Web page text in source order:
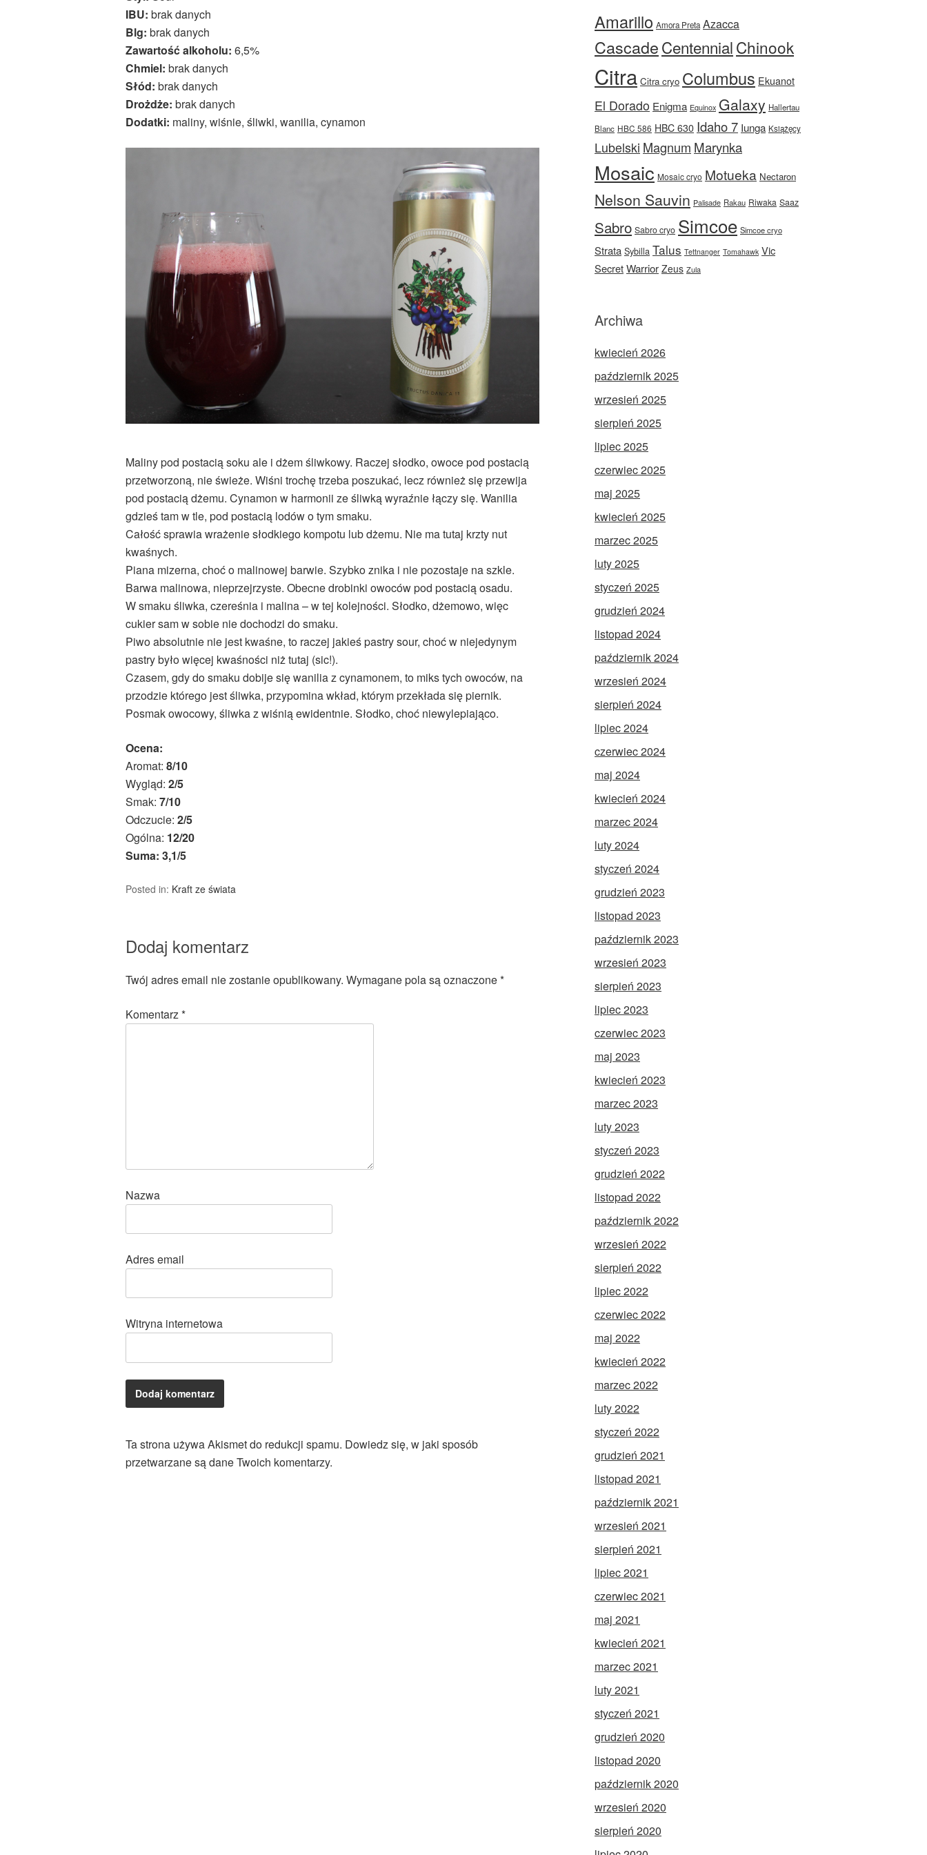
IBU: brak danych
Blg: brak danych
Zawartość alkoholu: 6,5%
Chmiel: brak danych
Słód: brak danych
Drożdże: brak danych
Dodatki: maliny, wiśnie, śliwki, wanilia, cynamon
Maliny pod postacią soku ale i dżem śliwkowy. Raczej słodko, owoce pod postacią
przetworzoną, nie świeże. Wiśni trochę trzeba poszukać, lecz również się przewija
pod postacią dżemu. Cynamon w harmonii ze śliwką wyraźnie łączy się. Wanilia
gdzieś tam w tle, pod postacią lodów o tym smaku.
Całość sprawia wrażenie słodkiego kompotu lub dżemu. Nie ma tutaj krzty nut
kwaśnych.
Piana mizerna, choć o malinowej barwie. Szybko znika i nie pozostaje na szkle.
Barwa malinowa, nieprzejrzyste. Obecne drobinki owoców pod postacią osadu.
W smaku śliwka, czereśnia i malina – w tej kolejności. Słodko, dżemowo, więc
cukier sam w sobie nie dochodzi do smaku.
Piwo absolutnie nie jest kwaśne, to raczej jakieś pastry sour, choć w niejedynym
pastry było więcej kwaśności niż tutaj (sic!).
Czasem, gdy do smaku dobije się wanilia z cynamonem, to miks tych owoców, na
przodzie którego jest śliwka, przypomina wkład, którym przekłada się piernik.
Posmak owocowy, śliwka z wiśnią ewidentnie. Słodko, choć niewylepiająco.
Ocena:
Aromat: 8/10
Wygląd: 2/5
Smak: 7/10
Odczucie: 2/5
Ogólna: 12/20
Suma: 3,1/5
Posted in: Kraft ze świata
Dodaj komentarz
Twój adres email nie zostanie opublikowany. Wymagane pola są oznaczone*
Komentarz*
Nazwa
Adres email
Witryna internetowa
Ta strona używa Akismet do redukcji spamu. Dowiedz się, w jaki sposób
przetwarzane są dane Twoich komentarzy.
Amarillo Amora Preta Azacca
CascadeCentennialChinook
Citra Citra cryo Columbus Ekuanot
El Dorado Enigma Equinox Galaxy Hallertau
Blanc HBC 586 HBC 630 Idaho 7 Iunga Książęcy
Lubelski Magnum Marynka
Mosaic Mosaic cryo Motueka Nectaron
Nelson Sauvin Palisade Rakau Riwaka Saaz
Sabro Sabro cryo Simcoe Simcoe cryo
Strata Sybilla Talus Tettnanger Tomahawk Vic
SecretWarrior Zeus Zula
Archiwa
kwiecień 2026
październik 2025
wrzesień 2025
sierpień 2025
lipiec 2025
czerwiec 2025
maj 2025
kwiecień 2025
marzec 2025
luty 2025
styczeń 2025
grudzień 2024
listopad 2024
październik 2024
wrzesień 2024
sierpień 2024
lipiec 2024
czerwiec 2024
maj 2024
kwiecień 2024
marzec 2024
luty 2024
styczeń 2024
grudzień 2023
listopad 2023
październik 2023
wrzesień 2023
sierpień 2023
lipiec 2023
czerwiec 2023
maj 2023
kwiecień 2023
marzec 2023
luty 2023
styczeń 2023
grudzień 2022
listopad 2022
październik 2022
wrzesień 2022
sierpień 2022
lipiec 2022
czerwiec 2022
maj 2022
kwiecień 2022
marzec 2022
luty 2022
styczeń 2022
grudzień 2021
listopad 2021
październik 2021
wrzesień 2021
sierpień 2021
lipiec 2021
czerwiec 2021
maj 2021
kwiecień 2021
marzec 2021
luty 2021
styczeń 2021
grudzień 2020
listopad 2020
październik 2020
wrzesień 2020
sierpień 2020